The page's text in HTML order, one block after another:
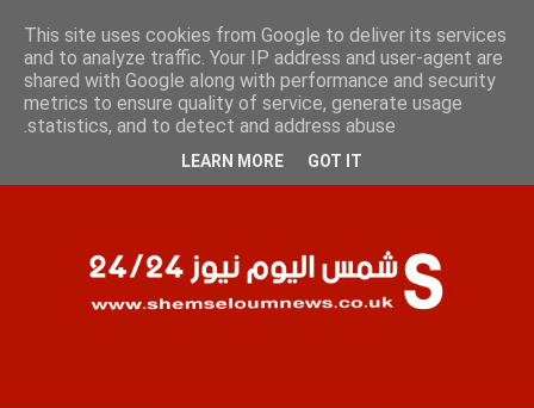
السبت 8 أغسطس 2026
الصفحات
This site uses cookies from Google to deliver its services
and to analyze traffic. Your IP address and user-agent are
shared with Google along with performance and security
metrics to ensure quality of service, generate usage
statistics, and to detect and address abuse.
LEARN MORE GOT IT